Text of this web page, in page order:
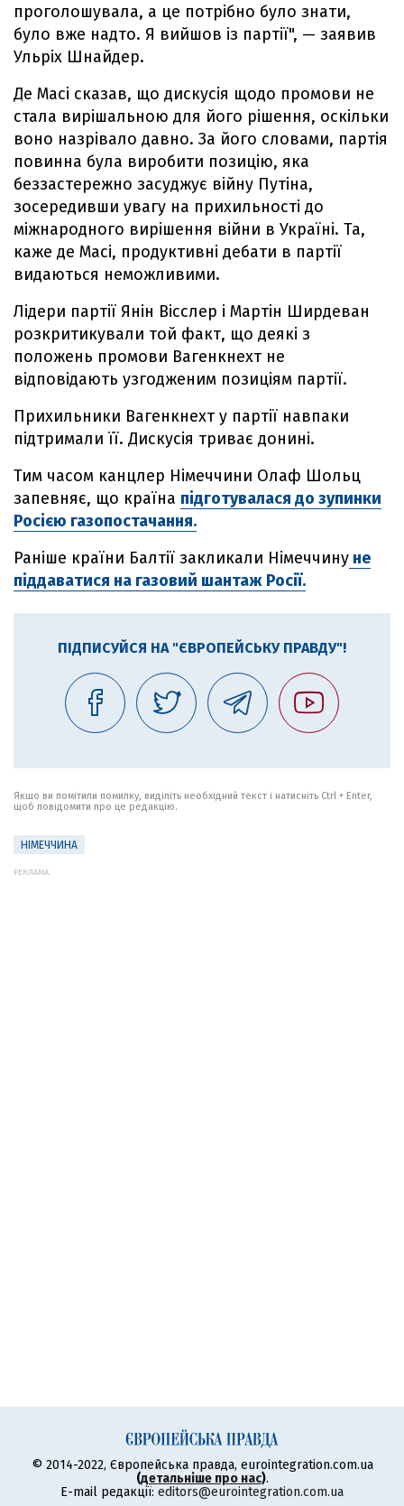
проголошувала, а це потрібно було знати,
було вже надто. Я вийшов із партії", — заявив
Ульріх Шнайдер.
Де Масі сказав, що дискусія щодо промови не
стала вирішальною для його рішення, оскільки
воно назрівало давно. За його словами, партія
повинна була виробити позицію, яка
беззастережно засуджує війну Путіна,
зосередивши увагу на прихильності до
міжнародного вирішення війни в Україні. Та,
каже де Масі, продуктивні дебати в партії
видаються неможливими.
Лідери партії Янін Вісслер і Мартін Ширдеван
розкритикували той факт, що деякі з
положень промови Вагенкнехт не
відповідають узгодженим позиціям партії.
Прихильники Вагенкнехт у партії навпаки
підтримали її. Дискусія триває донині.
Тим часом канцлер Німеччини Олаф Шольц
запевняє, що країна підготувалася до зупинки
Росією газопостачання.
Раніше країни Балтії закликали Німеччину не
піддаватися на газовий шантаж Росії.
ПІДПИСУЙСЯ НА "ЄВРОПЕЙСЬКУ ПРАВДУ"!
Якщо ви помітили помилку, виділіть необхідний текст і натисніть Ctrl + Enter,
щоб повідомити про це редакцію.
НІМЕЧЧИНА
РЕКЛАМА:
© 2014-2022, Європейська правда, eurointegration.com.ua
(детальніше про нас).
E-mail редакції: editors@eurointegration.com.ua